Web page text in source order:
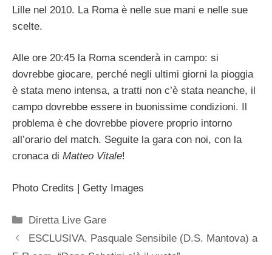
Lille nel 2010. La Roma è nelle sue mani e nelle sue
scelte.
Alle ore 20:45 la Roma scenderà in campo: si
dovrebbe giocare, perché negli ultimi giorni la pioggia
è stata meno intensa, a tratti non c’è stata neanche, il
campo dovrebbe essere in buonissime condizioni. Il
problema è che dovrebbe piovere proprio intorno
all’orario del match. Seguite la gara con noi, con la
cronaca di Matteo Vitale!
Photo Credits | Getty Images
Categorie
Diretta Live Gare
ESCLUSIVA. Pasquale Sensibile (D.S. Mantova) a